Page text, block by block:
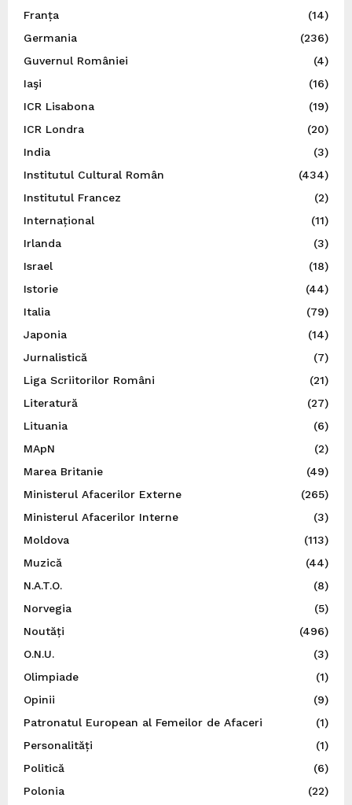
Franța
(14)
Germania
(236)
Guvernul României
(4)
Iaşi
(16)
ICR Lisabona
(19)
ICR Londra
(20)
India
(3)
Institutul Cultural Român
(434)
Institutul Francez
(2)
Internațional
(11)
Irlanda
(3)
Israel
(18)
Istorie
(44)
Italia
(79)
Japonia
(14)
Jurnalistică
(7)
Liga Scriitorilor Români
(21)
Literatură
(27)
Lituania
(6)
MApN
(2)
Marea Britanie
(49)
Ministerul Afacerilor Externe
(265)
Ministerul Afacerilor Interne
(3)
Moldova
(113)
Muzică
(44)
N.A.T.O.
(8)
Norvegia
(5)
Noutăți
(496)
O.N.U.
(3)
Olimpiade
(1)
Opinii
(9)
Patronatul European al Femeilor de Afaceri
(1)
Personalități
(1)
Politică
(6)
Polonia
(22)